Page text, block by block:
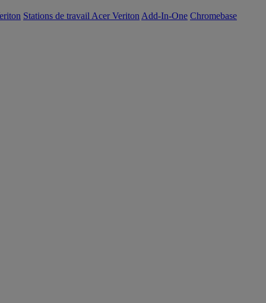
Stations de travail Acer Veriton Add-In-One Chromebase